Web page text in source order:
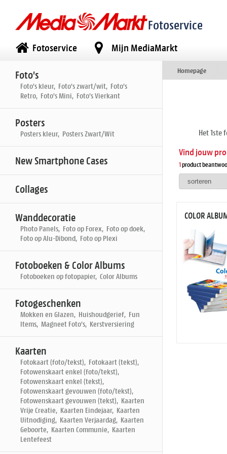
Fotoservice
Fotoservice Mijn MediaMarkt
Foto's
Foto's kleur, Foto's zwart/wit, Foto's
Retro, Foto's Mini, Foto's Vierkant
Posters
Posters kleur, Posters Zwart/Wit
New Smartphone Cases
Collages
Wanddecoratie
Photo Panels, Foto op Forex, Foto op doek,
Foto op Alu-Dibond, Foto op Plexi
Fotoboeken & Color Albums
Fotoboeken op fotopapier, Color Albums
Fotogeschenken
Mokken en Glazen, Huishoudgerief, Fun
Items, Magneet Foto's, Kerstversiering
Kaarten
Fotokaart (foto/tekst), Fotokaart (tekst),
Fotowenskaart enkel (foto/tekst),
Fotowenskaart enkel (tekst),
Fotowenskaart gevouwen (foto/tekst),
Fotowenskaart gevouwen (tekst), Kaarten
Vrije Creatie, Kaarten Eindejaar, Kaarten
Uitnodiging, Kaarten Verjaardag, Kaarten
Geboorte, Kaarten Communie, Kaarten
Lentefeest
Homepage
Het 1ste
Vind jouw
1product
COLOR